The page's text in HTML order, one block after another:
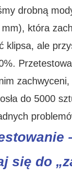
drobną
która
klipsa, ale
do 5000
się do